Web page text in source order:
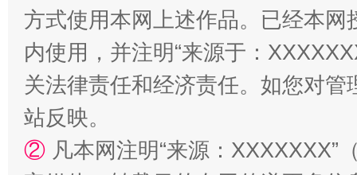
方式使用本网上述作品。已经本
内使用，并注明“来源于：
关法律责任和经济责任。如您对
站反映。
② 凡本网注明“来源：